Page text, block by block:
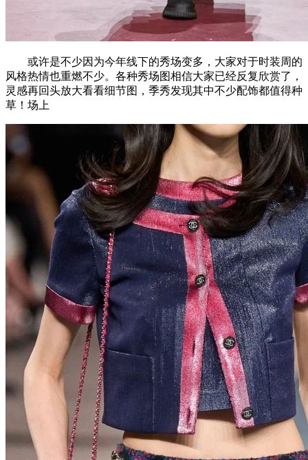
或许是不少因为今年线下的秀场变多，大家对于时装周的
风格热情也重燃不少。各种秀场图相信大家已经反复欣赏了，
灵感再回头放大看看细节图，季秀发现其中不少配饰都值得种
草！场上